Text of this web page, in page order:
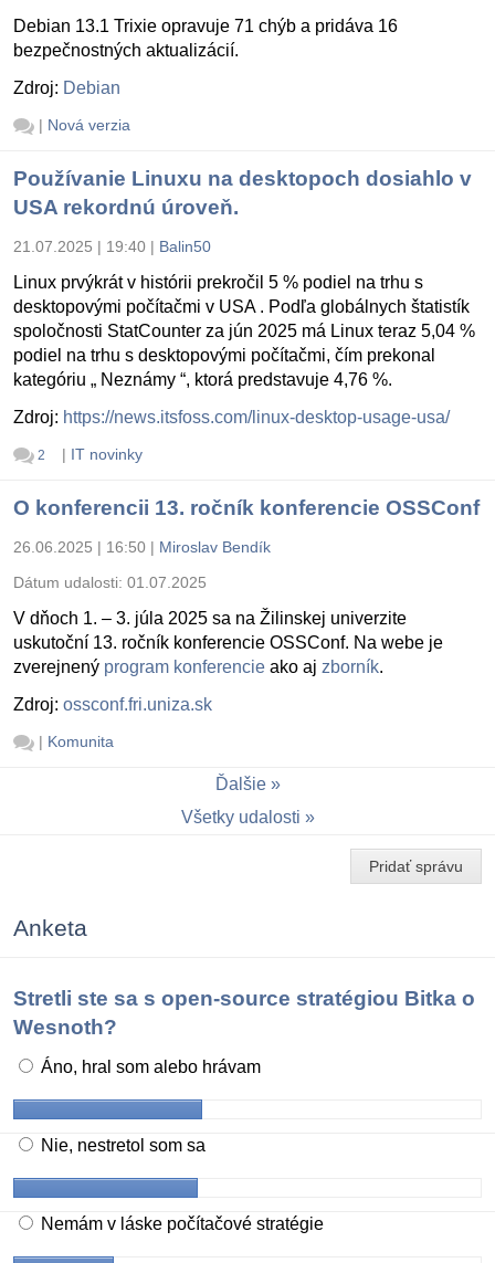
Debian 13.1 Trixie opravuje 71 chýb a pridáva 16
bezpečnostných aktualizácií.
Zdroj: Debian
| Nová verzia
Používanie Linuxu na desktopoch dosiahlo v
USA rekordnú úroveň.
21.07.2025 | 19:40 | Balin50
Linux prvýkrát v histórii prekročil 5 % podiel na trhu s
desktopovými počítačmi v USA . Podľa globálnych štatistík
spoločnosti StatCounter za jún 2025 má Linux teraz 5,04 %
podiel na trhu s desktopovými počítačmi, čím prekonal
kategóriu „ Neznámy “, ktorá predstavuje 4,76 %.
Zdroj: https://news.itsfoss.com/linux-desktop-usage-usa/
2 | IT novinky
O konferencii 13. ročník konferencie OSSConf
26.06.2025 | 16:50 | Miroslav Bendík
Dátum udalosti: 01.07.2025
V dňoch 1. – 3. júla 2025 sa na Žilinskej univerzite
uskutoční 13. ročník konferencie OSSConf. Na webe je
zverejnený program konferencie ako aj zborník.
Zdroj: ossconf.fri.uniza.sk
| Komunita
Ďalšie
Všetky udalosti
Pridať správu
Anketa
Stretli ste sa s open-source stratégiou Bitka o
Wesnoth?
Áno, hral som alebo hrávam
Nie, nestretol som sa
Nemám v láske počítačové stratégie